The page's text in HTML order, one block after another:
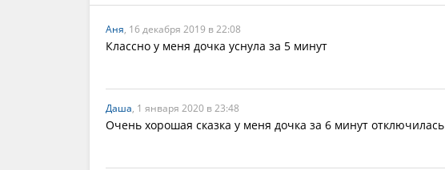
Аня, 16 декабря 2019 в 22:08
Классно у меня дочка уснула за 5 минут
Даша, 1 января 2020 в 23:48
Очень хорошая сказка у меня дочка за 6 минут отключилась